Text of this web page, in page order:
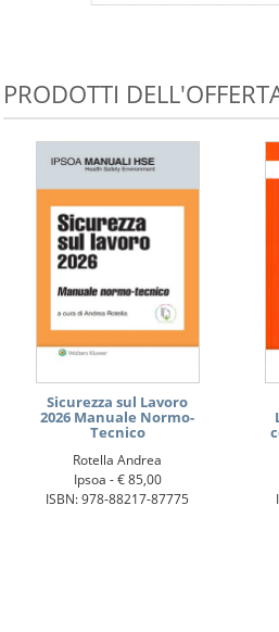
PRODOTTI
Sicurezza sul Lavoro
2026 Manuale Normo-
Tecnico
Rotella Andrea
Ipsoa -€ 85,00
ISBN: 978-88217-87775